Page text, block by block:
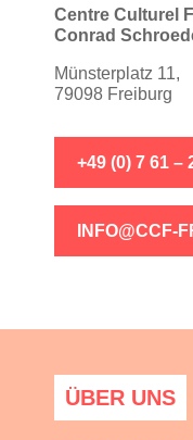
Centre Culturel
Conrad
Münsterplatz 11,
79098 Freiburg
+49 (0) 7 61 –
INFO@CCF-
ÜBER UNS